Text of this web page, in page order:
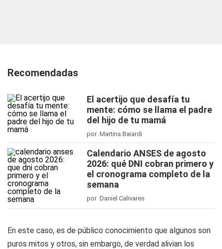
Recomendadas
El acertijo que desafía tu
mente: cómo se llama el padre
del hijo de tu mamá
por Martina Baiardi
Calendario ANSES de agosto
2026: qué DNI cobran primero y
el cronograma completo de la
semana
por Daniel Calivares
En este caso, es de público conocimiento que algunos son
puros mitos y otros, sin embargo, de verdad alivian los